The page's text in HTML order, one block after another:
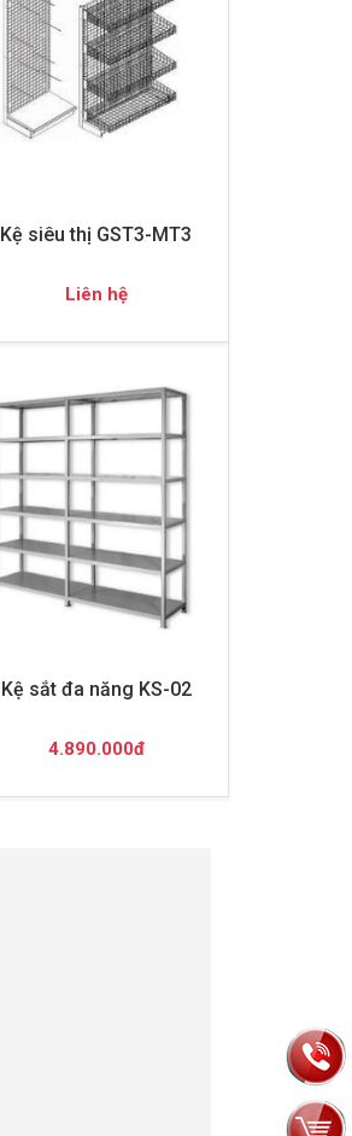
Kệ siêu thị GST3-MT3
Liên hệ
Kệ sắt đa năng KS-02
4.890.000đ